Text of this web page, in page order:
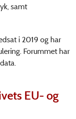
samt
i 2019 og har
Forummet har
EU- og